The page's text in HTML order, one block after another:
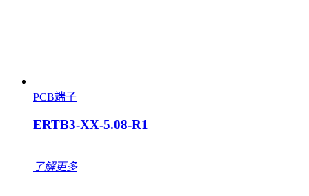
PCB端子
ERTB3-XX-5.08-R1
了解更多